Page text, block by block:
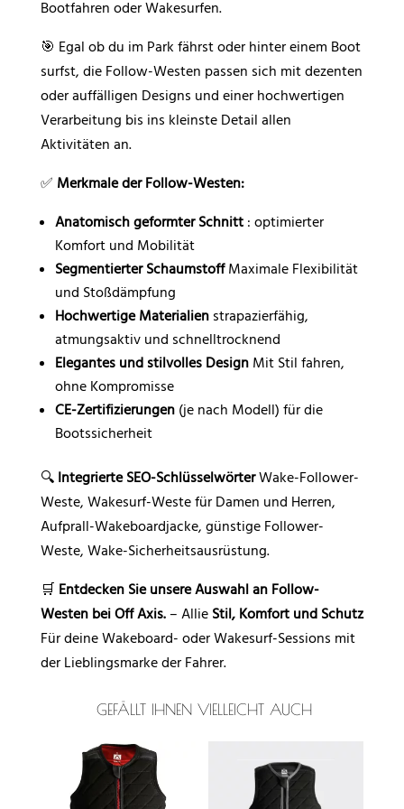
Bootfahren oder Wakesurfen.
🎯 Egal ob du im Park fährst oder hinter einem Boot
surfst, die Follow-Westen passen sich mit dezenten
oder auffälligen Designs und einer hochwertigen
Verarbeitung bis ins kleinste Detail allen
Aktivitäten an.
✅ Merkmale der Follow-Westen:
Anatomisch geformter Schnitt: optimierter
Komfort und Mobilität
Segmentierter SchaumstoffMaximale Flexibilität
und Stoßdämpfung
Hochwertige Materialienstrapazierfähig,
atmungsaktiv und schnelltrocknend
Elegantes und stilvolles DesignMit Stil fahren,
ohne Kompromisse
CE-Zertifizierungen(je nach Modell) für die
Bootssicherheit
🔍 Integrierte SEO-SchlüsselwörterWake-Follower-
Weste, Wakesurf-Weste für Damen und Herren,
Aufprall-Wakeboardjacke, günstige Follower-
Weste, Wake-Sicherheitsausrüstung.
🛒 Entdecken Sie unsere Auswahl an Follow-
Westen bei Off Axis.– Allie Stil, Komfort und Schutz
Für deine Wakeboard- oder Wakesurf-Sessions mit
der Lieblingsmarke der Fahrer.
GEFÄLLT IHNEN VIELLEICHT AUCH